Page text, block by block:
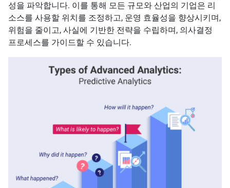
성을 파악합니다. 이를 통해 모든 규모와 산업의 기업은 리
소스를 사용할 위치를 조정하고, 운영 효율성을 향상시키며,
위험을 줄이고, 사실에 기반한 전략을 수립하며, 의사결정
프로세스를 가이드할 수 있습니다.